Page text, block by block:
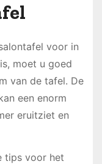
voor in
moet u goed
van de tafel. De
een enorm
eruitziet en
tips voor het